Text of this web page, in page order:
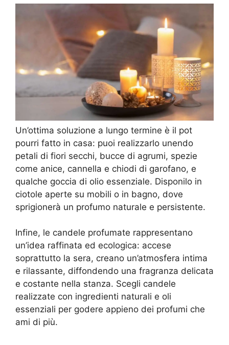
Un’ottima soluzione a lungo termine è il pot
pourri fatto in casa: puoi realizzarlo unendo
petali di fiori secchi, bucce di agrumi, spezie
come anice, cannella e chiodi di garofano, e
qualche goccia di olio essenziale. Disponilo in
ciotole aperte su mobili o in bagno, dove
sprigionerà un profumo naturale e persistente.
Infine, le candele profumate rappresentano
un’idea raffinata ed ecologica: accese
soprattutto la sera, creano un’atmosfera intima
e rilassante, diffondendo una fragranza delicata
e costante nella stanza. Scegli candele
realizzate con ingredienti naturali e oli
essenziali per godere appieno dei profumi che
ami di più.